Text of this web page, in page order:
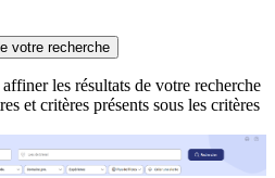
votre recherche
les résultats de votre recherche
et critères présents sous les critères